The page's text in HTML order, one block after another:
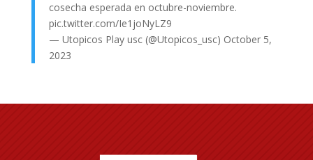
cosecha esperada en octubre-noviembre.
pic.twitter.com/Ie1joNyLZ9
— Utopicos Play usc (@Utopicos_usc) October 5,
2023